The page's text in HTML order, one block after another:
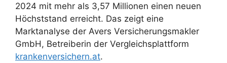
2024 mit mehr als 3,57 Millionen einen neuen
Höchststand erreicht. Das zeigt eine
Marktanalyse der Avers Versicherungsmakler
GmbH, Betreiberin der Vergleichsplattform
krankenversichern.at.